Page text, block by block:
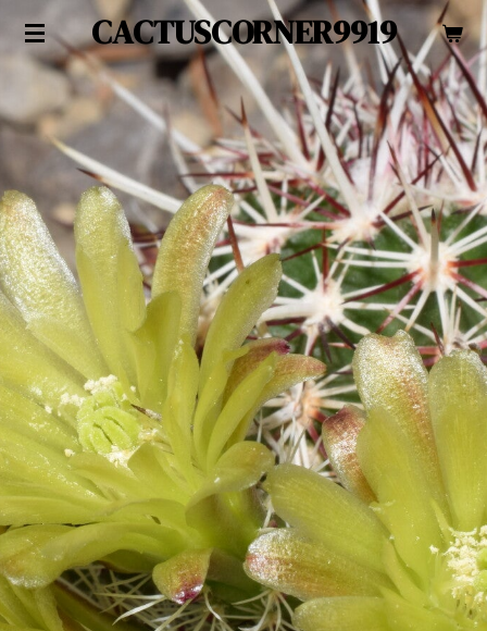
Zum
Hauptinhalt
springen
CACTUSCORNER9919